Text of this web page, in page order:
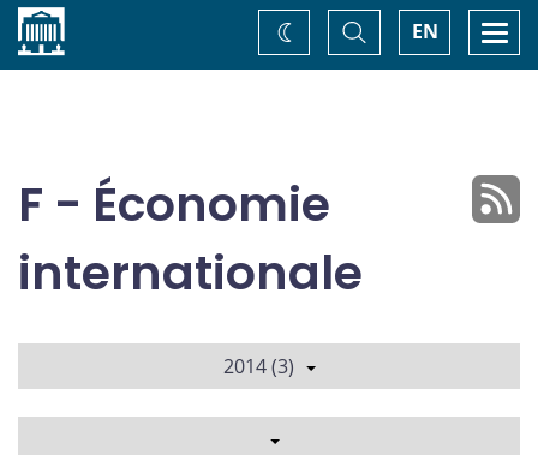
Accueil EN
Basculer
la
recherche
Changez
de
F - Économie
internationale
2014 (3)